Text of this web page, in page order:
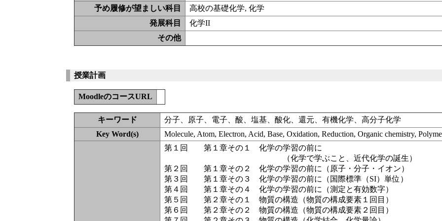
予め履修が望ましい科目
高校の基礎化学, 化学
発展科目
化学II
その他
授業計画
MoodleのコースURL
キーワード
分子、原子、電子、酸、塩基、酸化、還元、有機化学、高分子化学
Key Word(s)
Molecule, Atom, Electron, Acid, Base, Oxidation, Reduction, Organic chemistry,
第１回 第１章その１ 化学の学習の前に
（化学で学ぶこと、近代化学の誕生）
第２回 第１章その２ 化学の学習の前に（原子・分子・イオン）
第３回 第１章その３ 化学の学習の前に（国際標準（SI）単位）
第４回 第１章その４ 化学の学習の前に（測定と有効数字）
第５回 第２章その１ 物質の構造（物質の構成要素１回目）
第６回 第２章その２ 物質の構造（物質の構成要素２回目）